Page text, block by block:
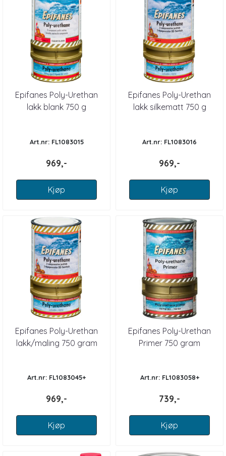
Epifanes Poly-Urethan
lakk blank 750 g
Art.nr: FL1083015
969,-
Kjøp
Epifanes Poly-Urethan
lakk silkematt 750 g
Art.nr: FL1083016
969,-
Kjøp
Epifanes Poly-Urethan
lakk/maling 750 gram
Art.nr: FL1083045+
969,-
Kjøp
Epifanes Poly-Urethan
Primer 750 gram
Art.nr: FL1083058+
739,-
Kjøp